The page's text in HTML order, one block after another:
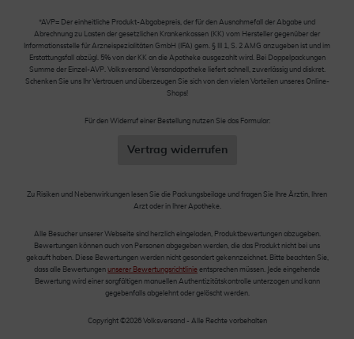
*AVP= Der einheitliche Produkt-Abgabepreis, der für den Ausnahmefall der Abgabe und
Abrechnung zu Lasten der gesetzlichen Krankenkassen (KK) vom Hersteller gegenüber der
Informationsstelle für Arzneispezialitäten GmbH (IFA) gem. § III 1, S. 2 AMG anzugeben ist und im
Erstattungsfall abzügl. 5% von der KK an die Apotheke ausgezahlt wird. Bei Doppelpackungen
Summe der Einzel-AVP. Volksversand Versandapotheke liefert schnell, zuverlässig und diskret.
Schenken Sie uns Ihr Vertrauen und überzeugen Sie sich von den vielen Vorteilen unseres Online-
Shops!
Für den Widerruf einer Bestellung nutzen Sie das Formular:
Vertrag widerrufen
Zu Risiken und Nebenwirkungen lesen Sie die Packungsbeilage und fragen Sie Ihre Ärztin, Ihren
Arzt oder in Ihrer Apotheke.
Alle Besucher unserer Webseite sind herzlich eingeladen, Produktbewertungen abzugeben.
Bewertungen können auch von Personen abgegeben werden, die das Produkt nicht bei uns
gekauft haben. Diese Bewertungen werden nicht gesondert gekennzeichnet. Bitte beachten Sie,
dass alle Bewertungen unserer Bewertungsrichtlinie entsprechen müssen. Jede eingehende
Bewertung wird einer sorgfältigen manuellen Authentizitätskontrolle unterzogen und kann
gegebenfalls abgelehnt oder gelöscht werden.
Copyright ©2026 Volksversand - Alle Rechte vorbehalten